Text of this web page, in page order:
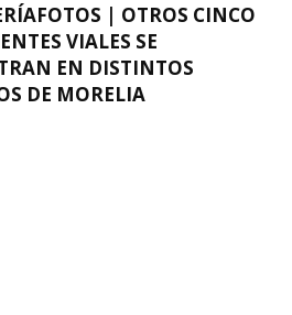
| OTROS CINCO
VIALES SE
EN DISTINTOS
DE MORELIA